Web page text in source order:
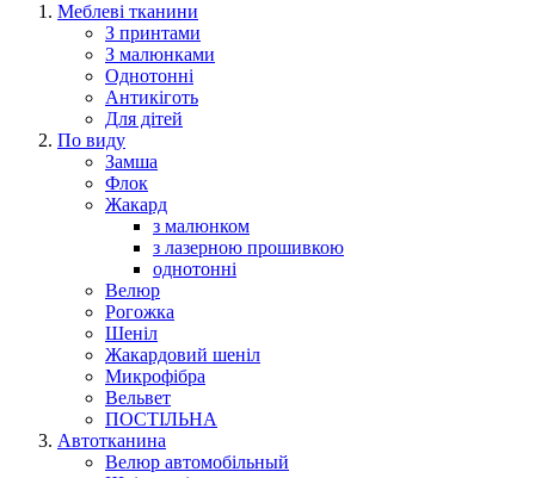
Меблеві тканини
З принтами
З малюнками
Однотонні
Антикіготь
Для дітей
По виду
Замша
Флок
Жакард
з малюнком
з лазерною прошивкою
однотонні
Велюр
Рогожка
Шеніл
Жакардовий шеніл
Микрофібра
Вельвет
ПОСТІЛЬНА
Автотканина
Велюр автомобільный